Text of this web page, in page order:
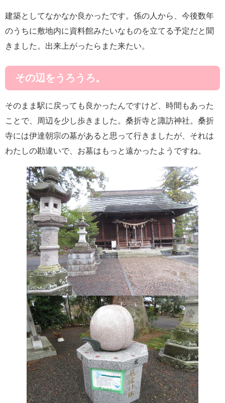
建築としてなかなか良かったです。係の人から、今後数年
のうちに敷地内に資料館みたいなものを立てる予定だと聞
きました。出来上がったらまた来たい。
その辺をうろうろ。
そのまま駅に戻っても良かったんですけど、時間もあった
ことで、周辺を少し歩きました。桑折寺と諏訪神社。桑折
寺には伊達朝宗の墓があると思って行きましたが、それは
わたしの勘違いで、お墓はもっと遠かったようですね。